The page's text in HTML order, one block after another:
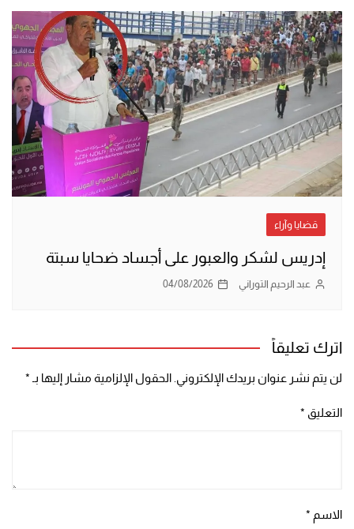
قضايا وآراء
إدريس لشكر والعبور على أجساد ضحايا سبتة
عبد الرحيم التوراني 04/08/2026
اترك تعليقاً
لن يتم نشر عنوان بريدك الإلكتروني.الحقول الإلزامية مشار إليها بـ *
التعليق *
الاسم *